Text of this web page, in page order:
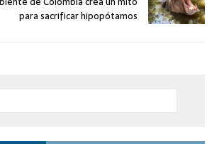
para sacrificar hipopótamos